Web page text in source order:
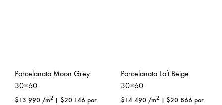
Porcelanato Moon Grey
30×60
$13.990 /m2 | $20.146 por
Porcelanato Loft Beige
30×60
$14.490 /m2 | $20.866 por